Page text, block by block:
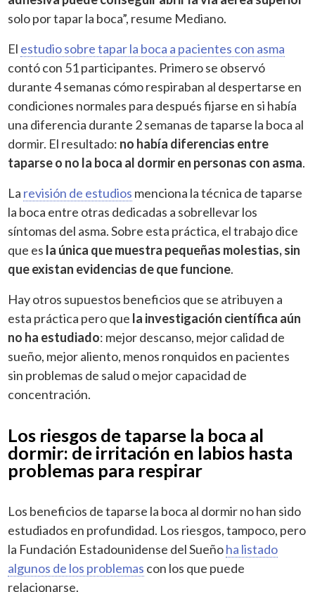
solo por tapar la boca”, resume Mediano.
El estudio sobre tapar la boca a pacientes con asma
contó con 51 participantes. Primero se observó
durante 4 semanas cómo respiraban al despertarse en
condiciones normales para después fijarse en si había
una diferencia durante 2 semanas de taparse la boca al
dormir. El resultado: no había diferencias entre
taparse o no la boca al dormir en personas con asma.
La revisión de estudios menciona la técnica de taparse
la boca entre otras dedicadas a sobrellevar los
síntomas del asma. Sobre esta práctica, el trabajo dice
que es la única que muestra pequeñas molestias, sin
que existan evidencias de que funcione.
Hay otros supuestos beneficios que se atribuyen a
esta práctica pero que la investigación científica aún
no ha estudiado: mejor descanso, mejor calidad de
sueño, mejor aliento, menos ronquidos en pacientes
sin problemas de salud o mejor capacidad de
concentración.
Los riesgos de taparse la boca al
dormir: de irritación en labios hasta
problemas para respirar
Los beneficios de taparse la boca al dormir no han sido
estudiados en profundidad. Los riesgos, tampoco, pero
la Fundación Estadounidense del Sueñoha listado
algunos de los problemas con los que puede
relacionarse.